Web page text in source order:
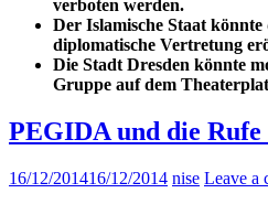
verboten werden.
Der Islamische Staat könnte
diplomatische Vertretung
Die Stadt Dresden könnte
Gruppe auf dem
PEGIDA und die
16/12/201416/12/2014 nise Leave a